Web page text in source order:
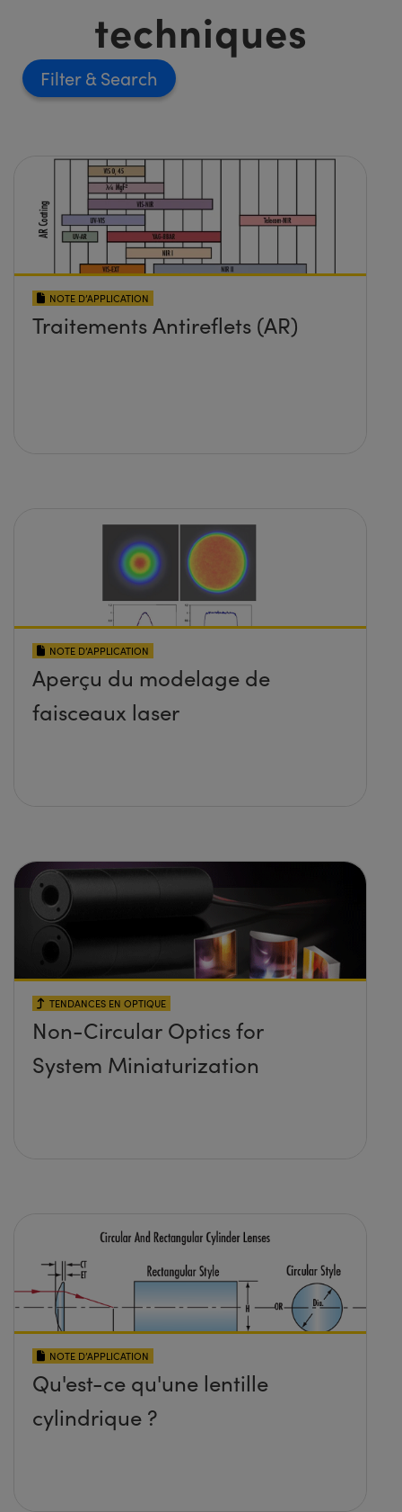
techniques
Filter
NOTE D’APPLICATION
Traitements Antireflets (AR)
NOTE D’APPLICATION
Aperçu du modelage de
faisceaux laser
TENDANCES EN OPTIQUE
Non-Circular Optics for
System Miniaturization
NOTE D’APPLICATION
Qu'est-ce qu'une lentille
cylindrique ?